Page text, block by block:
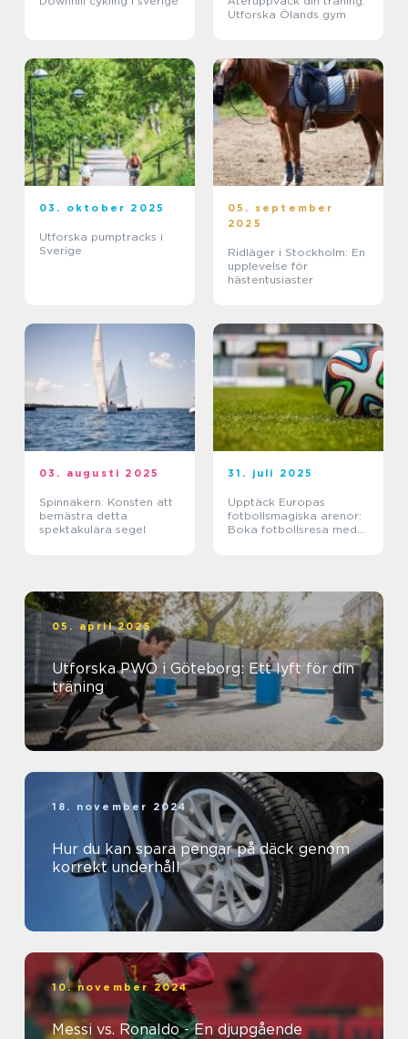
Utforska Ölands gym
03. oktober 2025
Utforska pumptracks i
Sverige
05. september
2025
Ridläger i Stockholm: En
upplevelse för
hästentusiaster
03. augusti 2025
Spinnakern: Konsten att
bemästra detta
spektakulära segel
31. juli 2025
Upptäck Europas
fotbollsmagiska arenor:
Boka fotbollsresa med
05. april 2025
Utforska PWO i Göteborg: Ett lyft för din
träning
18. november 2024
Hur du kan spara pengar på däck genom
korrekt underhåll
10. november 2024
Messi vs. Ronaldo - En djupgående